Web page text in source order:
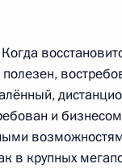
Флота
и
в крупных